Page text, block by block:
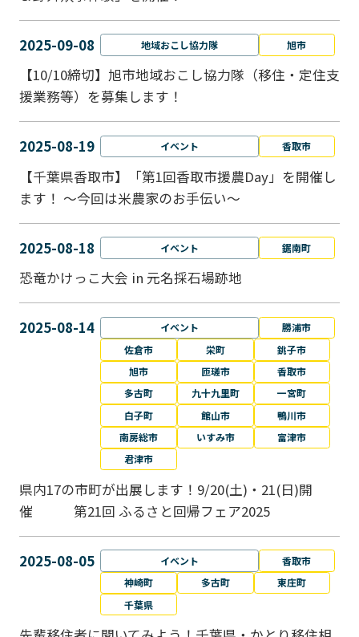
2025-09-08 地域おこし協力隊 旭市
【10/10締切】旭市地域おこし協力隊（移住・定住支
援業務等）を募集します！
2025-08-19 イベント 香取市
【千葉県香取市】「第1回香取市援農Day」を開催し
ます！ ～今回は米農家のお手伝い～
2025-08-18 イベント 鋸南町
恐竜かけっこ大会 in 元名採石場跡地
2025-08-14 イベント
勝浦市
佐倉市
栄町
銚子市
旭市
匝瑳市
香取市
多古町
九十九里町
一宮町
白子町
館山市
鴨川市
南房総市
いすみ市
富津市
君津市
県内17の市町が出展します！9/20(土)・21(日)開
催 第21回 ふるさと回帰フェア2025
2025-08-05 イベント
香取市
神崎町
多古町
東庄町
千葉県